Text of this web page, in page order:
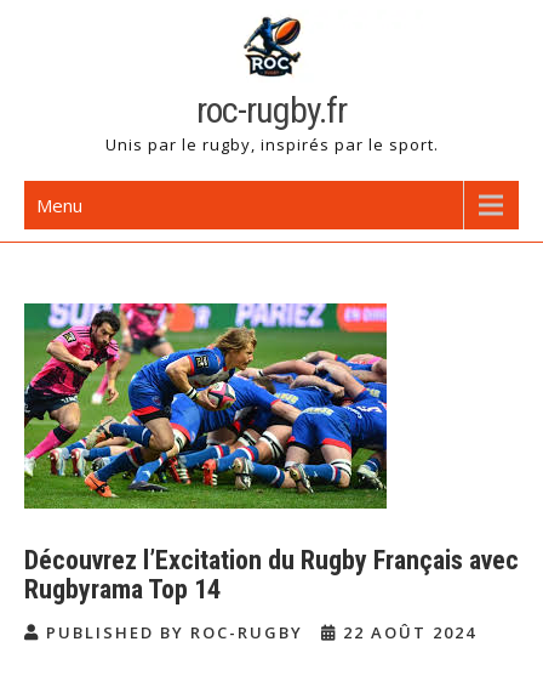
roc-rugby.fr
Unis par le rugby, inspirés par le sport.
Menu
Découvrez l’Excitation du Rugby Français avec
Rugbyrama Top 14
PUBLISHED BY ROC-RUGBY 22 AOÛT 2024